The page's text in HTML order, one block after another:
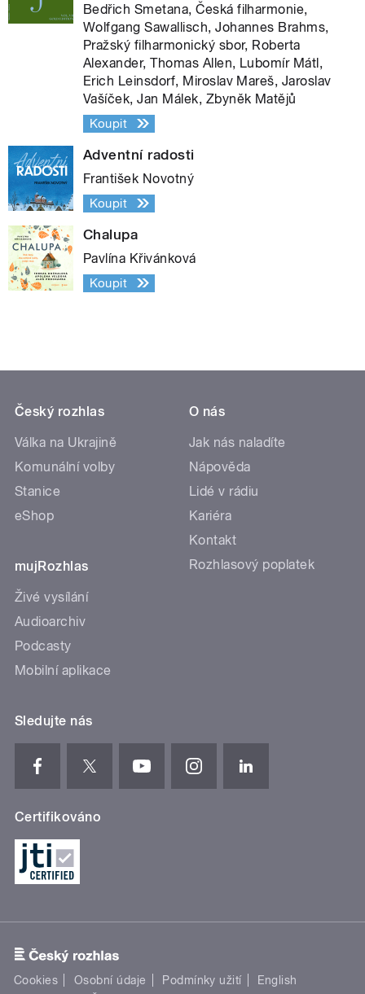
Bedřich Smetana, Česká filharmonie,
Wolfgang Sawallisch, Johannes Brahms,
Pražský filharmonický sbor, Roberta
Alexander, Thomas Allen, Lubomír Mátl,
Erich Leinsdorf, Miroslav Mareš, Jaroslav
Vašíček, Jan Málek, Zbyněk Matějů
Koupit
Adventní radosti
František Novotný
Koupit
Chalupa
Pavlína Křivánková
Koupit
Český rozhlas
Válka na Ukrajině
Komunální volby
Stanice
eShop
mujRozhlas
Živé vysílání
Audioarchiv
Podcasty
Mobilní aplikace
O nás
Jak nás naladíte
Nápověda
Lidé v rádiu
Kariéra
Kontakt
Rozhlasový poplatek
Sledujte nás
Certifikováno
Cookies Osobní údaje Podmínky užití
English